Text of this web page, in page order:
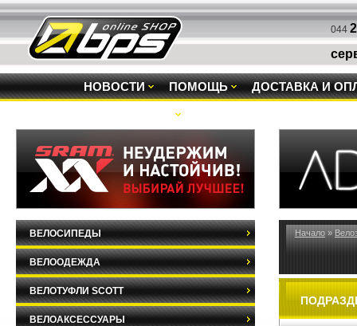
044
НОВОСТИ ПОМОЩЬ ДОСТАВКА И
Начало »
ВЕЛОСИПЕДЫ
ВЕЛООДЕЖДА
ВЕЛОТУФЛИ SCOTT
ВЕЛОАКСЕССУАРЫ